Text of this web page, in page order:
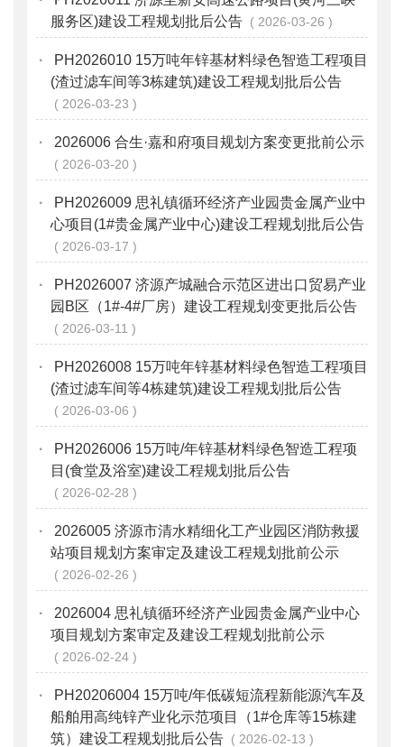
服务区)建设工程规划批后公告
2026-03-26
·
PH2026010 15万吨年锌基材料绿色智造工程项目
(渣过滤车间等3栋建筑)建设工程规划批后公告
2026-03-23
· 2026006 合生·嘉和府项目规划方案变更批前公示
2026-03-20
·
PH2026009 思礼镇循环经济产业园贵金属产业中
心项目(1#贵金属产业中心)建设工程规划批后公告
2026-03-17
·
PH2026007 济源产城融合示范区进出口贸易产业
园B区（1#-4#厂房）建设工程规划变更批后公告
2026-03-11
·
PH2026008 15万吨年锌基材料绿色智造工程项目
(渣过滤车间等4栋建筑)建设工程规划批后公告
2026-03-06
·
PH2026006 15万吨/年锌基材料绿色智造工程项
目(食堂及浴室)建设工程规划批后公告
2026-02-28
·
2026005 济源市清水精细化工产业园区消防救援
站项目规划方案审定及建设工程规划批前公示
2026-02-26
·
2026004 思礼镇循环经济产业园贵金属产业中心
项目规划方案审定及建设工程规划批前公示
2026-02-24
·
PH20206004 15万吨/年低碳短流程新能源汽车及
船舶用高纯锌产业化示范项目（1#仓库等15栋建
筑）建设工程规划批后公告
2026-02-13